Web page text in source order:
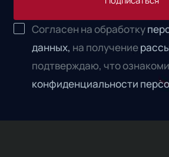
Согласен на обработку
данных, на получение
подтверждаю, что
конфиденциальности